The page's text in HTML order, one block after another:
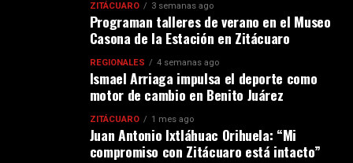
ZITÁCUARO 3 semanas ago
Programan talleres de verano en el Museo
Casona de la Estación en Zitácuaro
REGIONALES 4 semanas ago
Ismael Arriaga impulsa el deporte como
motor de cambio en Benito Juárez
ZITÁCUARO 1 mes ago
Juan Antonio Ixtláhuac Orihuela: “Mi
compromiso con Zitácuaro está intacto”